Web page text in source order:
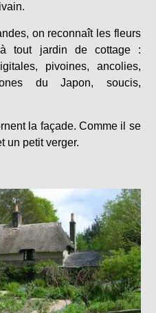
on reconnaît les fleurs
à tout jardin de cottage :
pivoines, ancolies,
du Japon, soucis,
la façade. Comme il se
un petit verger.